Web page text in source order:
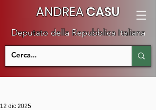
ANDREACASU
Deputato della Repubblica Italiana
12 dic 2025